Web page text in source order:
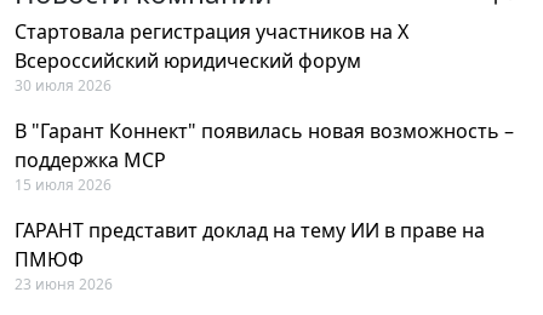
Стартовала регистрация участников на X
Всероссийский юридический форум
30 июля 2026
В "Гарант Коннект" появилась новая возможность –
поддержка MCP
15 июля 2026
ГАРАНТ представит доклад на тему ИИ в праве на
ПМЮФ
23 июня 2026